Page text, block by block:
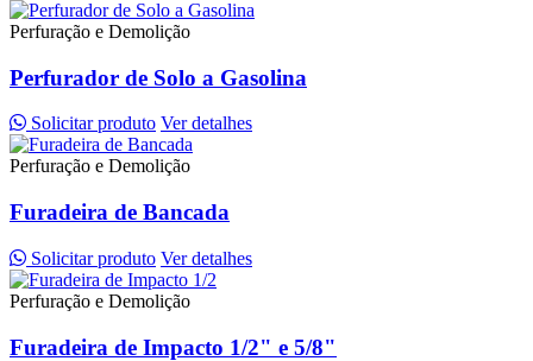
Perfuração e Demolição
Perfurador de Solo a Gasolina
Solicitar produto Ver detalhes
Perfuração e Demolição
Furadeira de Bancada
Solicitar produto Ver detalhes
Perfuração e Demolição
Furadeira de Impacto 1/2" e 5/8"